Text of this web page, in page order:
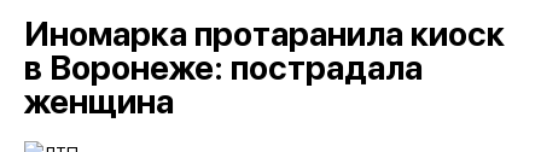
Иномарка протаранила киоск
в Воронеже: пострадала
женщина